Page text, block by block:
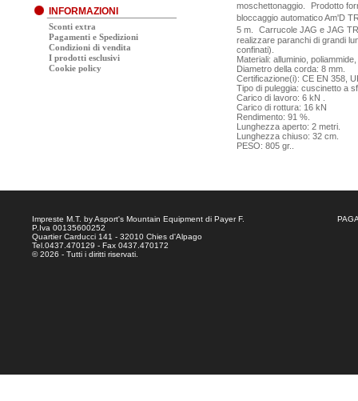
INFORMAZIONI
Sconti extra
Pagamenti e Spedizioni
Condizioni di vendita
I prodotti esclusivi
Cookie policy
moschettonaggio. Prodotto
bloccaggio automatico Am'D
5 m. Carrucole JAG e JAG
realizzare paranchi di grandi
confinati).
Materiali: alluminio,
Diametro della corda: 8 mm.
Certificazione(i): CE EN 358,
Tipo di puleggia: cuscinetto a
Carico di lavoro: 6 kN .
Carico di rottura: 16 kN
Rendimento: 91 %.
Lunghezza aperto: 2 metri.
Lunghezza chiuso: 32 cm.
PESO: 805 gr..
Impreste M.T. by Asport's Mountain Equipment di Payer F.
P.Iva 00135600252
Quartier Carducci 141 - 32010 Chies d'Alpago
Tel.0437.470129 - Fax 0437.470172
© 2026 - Tutti i diritti riservati.